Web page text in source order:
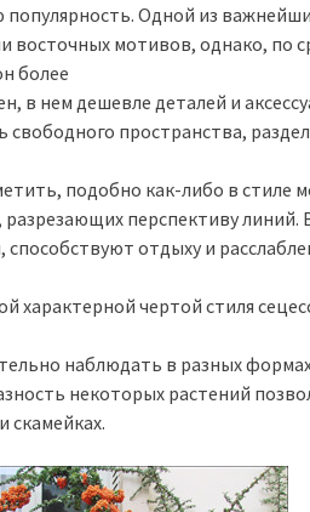
Одной из
восточных мотивов, однако, по
более
в нем дешевле деталей и
свободного пространства,
подобно как-либо в стиле
разрезающих перспективу
способствуют отдыху и
характерной чертой стиля
наблюдать в разных
некоторых растений
скамейках.